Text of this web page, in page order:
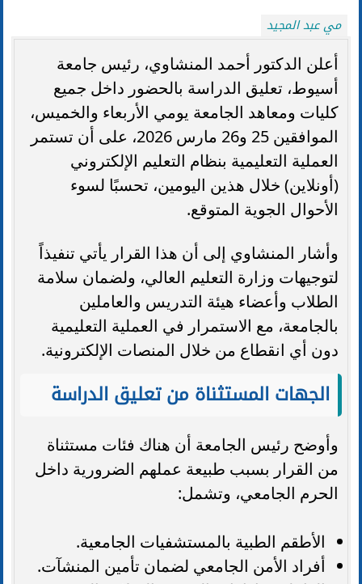
مي عبد المجيد
أعلن الدكتور أحمد المنشاوي، رئيس جامعة
أسيوط، تعليق الدراسة بالحضور داخل جميع
كليات ومعاهد الجامعة يومي الأربعاء والخميس،
الموافقين 25 و26 مارس 2026، على أن تستمر
العملية التعليمية بنظام التعليم الإلكتروني
(أونلاين) خلال هذين اليومين، تحسبًا لسوء
الأحوال الجوية المتوقع.
وأشار المنشاوي إلى أن هذا القرار يأتي تنفيذاً
لتوجيهات وزارة التعليم العالي، ولضمان سلامة
الطلاب وأعضاء هيئة التدريس والعاملين
بالجامعة، مع الاستمرار في العملية التعليمية
دون أي انقطاع من خلال المنصات الإلكترونية.
الجهات المستثناة من تعليق الدراسة
وأوضح رئيس الجامعة أن هناك فئات مستثناة
من القرار بسبب طبيعة عملهم الضرورية داخل
الحرم الجامعي، وتشمل:
الأطقم الطبية بالمستشفيات الجامعية.
أفراد الأمن الجامعي لضمان تأمين المنشآت.